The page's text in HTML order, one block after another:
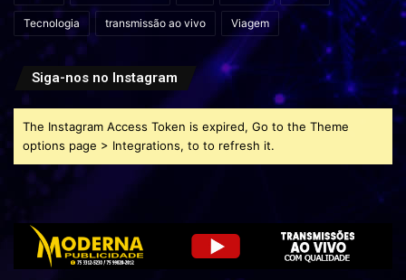
Tecnologia transmissão ao vivo Viagem
Siga-nos no Instagram
The Instagram Access Token is expired, Go to the Theme
options page > Integrations, to to refresh it.